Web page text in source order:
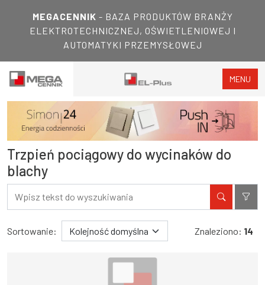
MEGACENNIK - BAZA PRODUKTÓW BRANŻY
ELEKTROTECHNICZNEJ, OŚWIETLENIOWEJ I
AUTOMATYKI PRZEMYSŁOWEJ
MENU
Trzpień pociągowy do wycinaków do
blachy
Filtry
Wyniki wyszukiwania
Sortowanie: Znaleziono: 14